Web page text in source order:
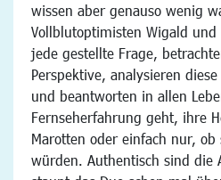
wissen aber genauso wenig
Vollblutoptimisten Wigald
jede gestellte Frage,
Perspektive, analysieren
und beantworten in allen
Fernseherfahrung geht, ihre
Marotten oder einfach nur,
würden. Authentisch sind die